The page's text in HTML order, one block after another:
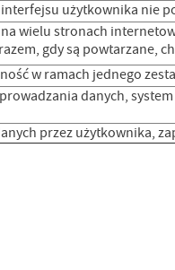
użytkownika nie
wielu stronach
gdy są powtarzane,
w ramach jednego
danych,
przez użytkownika,